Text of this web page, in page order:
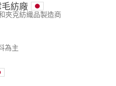
紡廠
夾克紡織品製造商
為主